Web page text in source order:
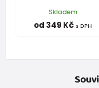
Skladem
od 349 Kč s DPH